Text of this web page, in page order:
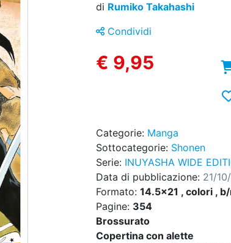
di Rumiko Takahashi
Condividi
€ 9,95
Categorie: Manga
Sottocategorie: Shonen
Serie: INUYASHA WIDE
Data di pubblicazione: 21/
Formato: 14.5x21 , colori ,
Pagine: 354
Brossurato
Copertina con alette